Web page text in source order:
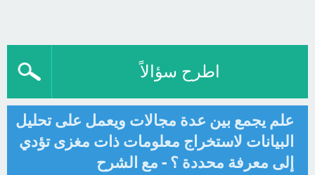
اطرح سؤالاً
علم يجمع بين عدة مجالات ويعمل على تحليل
البيانات لاستخراج معلومات ذات مغزى تؤدي
إلى معرفة محددة ؟ - مع الشرح